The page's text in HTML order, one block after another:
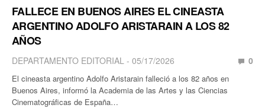
FALLECE EN BUENOS AIRES EL CINEASTA
ARGENTINO ADOLFO ARISTARAIN A LOS 82
AÑOS
DEPARTAMENTO EDITORIAL 05/17/2026 0
El cineasta argentino Adolfo Aristarain falleció a los 82 años en
Buenos Aires, informó la Academia de las Artes y las Ciencias
Cinematográficas de España…